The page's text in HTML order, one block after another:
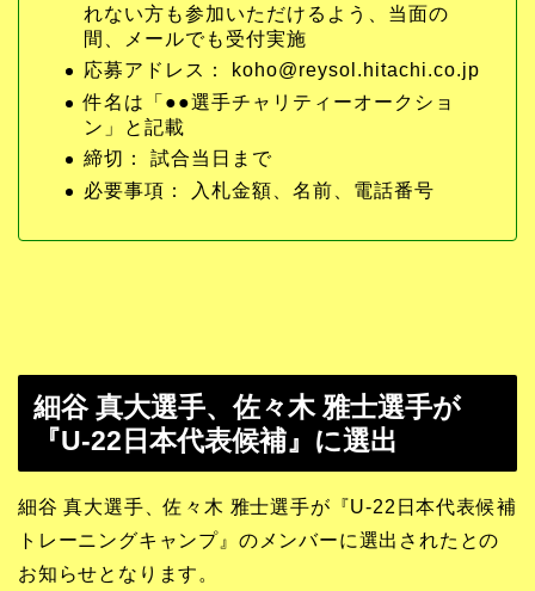
れない方も参加いただけるよう、当面の
間、メールでも受付実施
応募アドレス： koho@reysol.hitachi.co.jp
件名は「●●選手チャリティーオークショ
ン」と記載
締切： 試合当日まで
必要事項： 入札金額、名前、電話番号
細谷 真大選手、佐々木 雅士選手が
『U-22日本代表候補』に選出
細谷 真大選手、佐々木 雅士選手が『U-22日本代表候補
トレーニングキャンプ』のメンバーに選出されたとの
お知らせとなります。